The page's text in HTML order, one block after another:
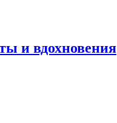
и вдохновения